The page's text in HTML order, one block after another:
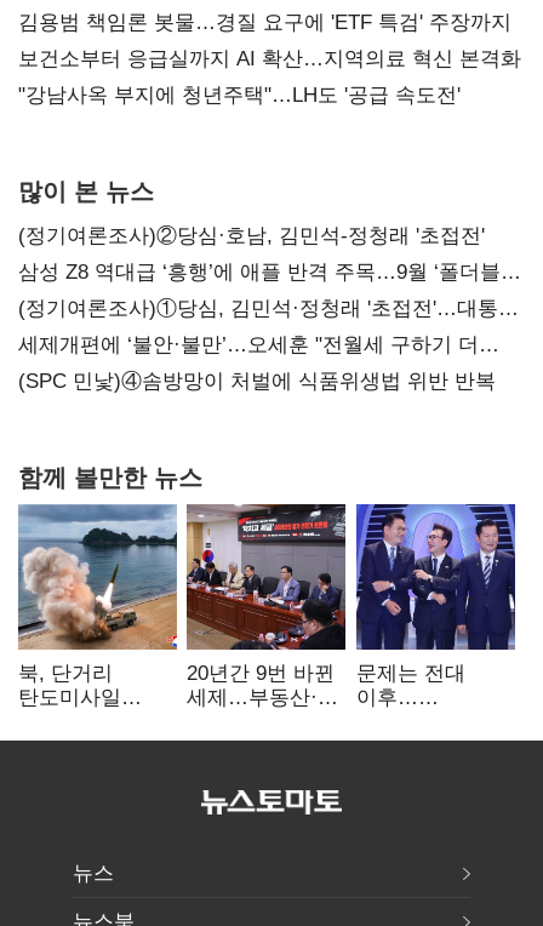
김용범 책임론 봇물…경질 요구에 'ETF 특검' 주장까지
보건소부터 응급실까지 AI 확산…지역의료 혁신 본격화
"강남사옥 부지에 청년주택"…LH도 '공급 속도전'
많이 본 뉴스
(정기여론조사)②당심·호남, 김민석-정청래 '초접전'
삼성 Z8 역대급 ‘흥행’에 애플 반격 주목…9월 ‘폴더블
대전’
(정기여론조사)①당심, 김민석·정청래 '초접전'…대통령
지지도 '50% 아래로'(종합)
세제개편에 ‘불안·불만’…오세훈 "전월세 구하기 더
힘들어질 것"
(SPC 민낯)④솜방망이 처벌에 식품위생법 위반 반복
함께 볼만한 뉴스
북, 단거리
탄도미사일
"즉각 중단 촉구"
20년간 9번 바뀐
세제…부동산·
건드렸다
문제는 전대
이후…
뒤집힐 땐
뉴스